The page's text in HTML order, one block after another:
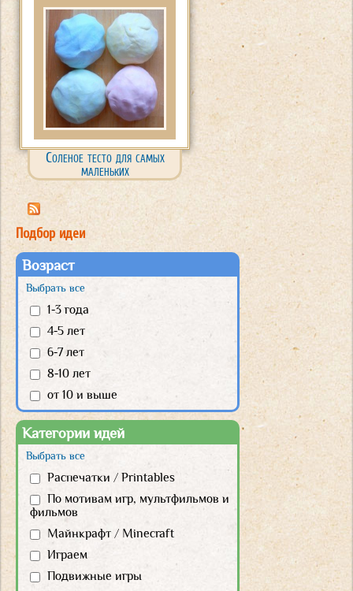
Подбор идеи
Возраст
Выбрать все
1-3 года
4-5 лет
6-7 лет
8-10 лет
от 10 и выше
Категории идей
Выбрать все
Распечатки / Printables
По мотивам игр, мультфильмов и
фильмов
Майнкрафт / Minecraft
Играем
Подвижные игры
Соленое тесто для самых
маленьких